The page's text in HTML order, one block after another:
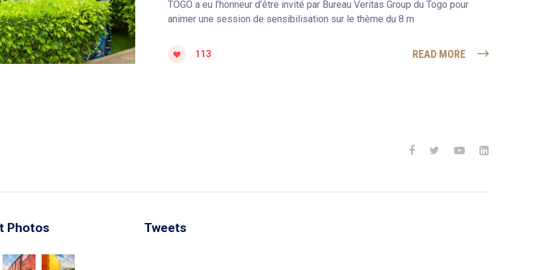
TOGO a eu l’honneur d’être invité par Bureau Veritas Group du Togo pour
animer une session de sensibilisation sur le thème du 8 m
113 READ MORE
Photos Tweets